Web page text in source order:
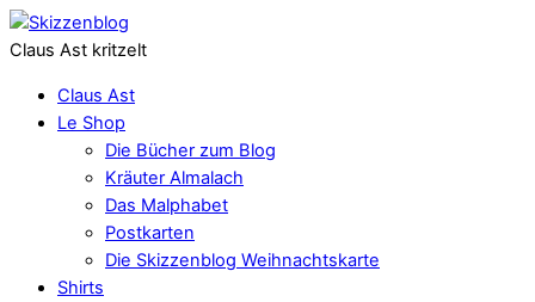
Claus Ast kritzelt
Claus Ast
Le Shop
Die Bücher zum Blog
Kräuter Almalach
Das Malphabet
Postkarten
Die Skizzenblog Weihnachtskarte
Shirts